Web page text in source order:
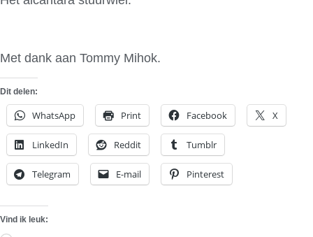
Met dank aan Tommy Mihok.
Dit delen:
WhatsApp Print Facebook X
LinkedIn Reddit Tumblr
Telegram E-mail Pinterest
Vind ik leuk: